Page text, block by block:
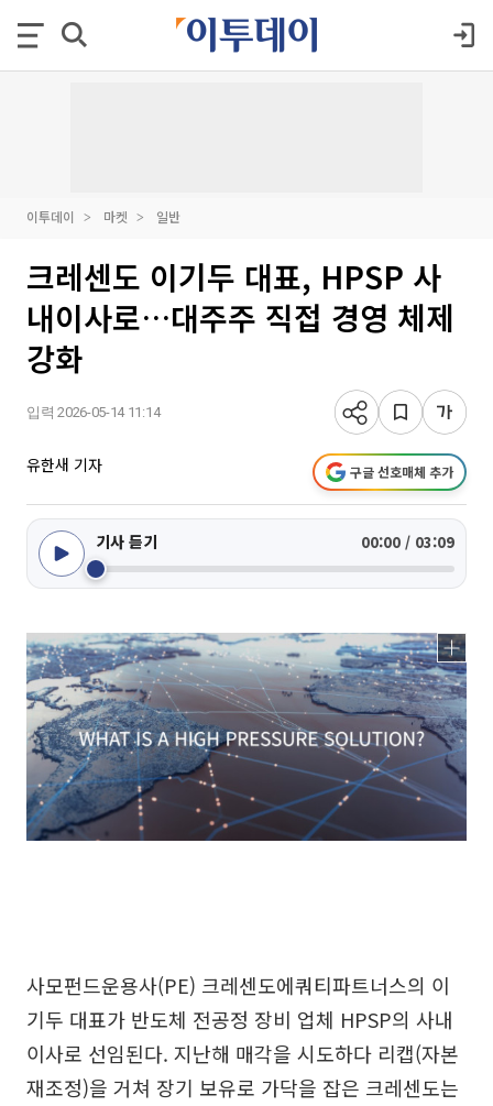
이투데이 마켓 일반
크레센도 이기두 대표, HPSP 사
내이사로…대주주 직접 경영 체제
강화
입력 2026-05-14 11:14
유한새 기자 구글 선호매체 추가
기사 듣기 00:00 / 03:09
사모펀드운용사(PE) 크레센도에쿼티파트너스의 이
기두 대표가 반도체 전공정 장비 업체 HPSP의 사내
이사로 선임된다. 지난해 매각을 시도하다 리캡(자본
재조정)을 거쳐 장기 보유로 가닥을 잡은 크레센도는